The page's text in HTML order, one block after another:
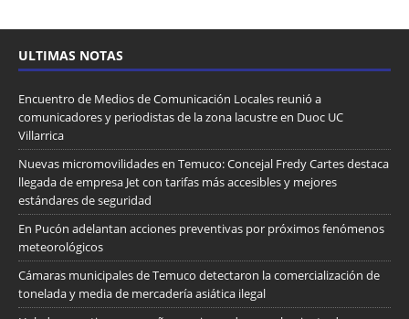
ULTIMAS NOTAS
Encuentro de Medios de Comunicación Locales reunió a
comunicadores y periodistas de la zona lacustre en Duoc UC
Villarrica
Nuevas micromovilidades en Temuco: Concejal Fredy Cartes destaca
llegada de empresa Jet con tarifas más accesibles y mejores
estándares de seguridad
En Pucón adelantan acciones preventivas por próximos fenómenos
meteorológicos
Cámaras municipales de Temuco detectaron la comercialización de
tonelada y media de mercadería asiática ilegal